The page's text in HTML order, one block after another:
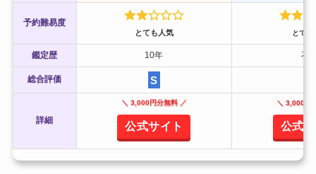
予約難易度
とても人気 とても
鑑定歴 10年 不
総合評価 S
詳細
＼ 3,000円分無料 ／
公式サイト
＼ 3,000円
公式